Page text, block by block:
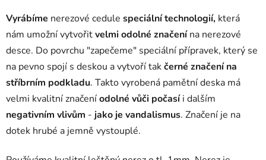
Vyrábíme nerezové cedule speciálnítechnologií, která
nám umožní vytvořitvelmi odolné značenína nerezové
desce. Do povrchu "zapečeme" speciální přípravek, který se
na pevno spojí s deskou a vytvoří takčerné značení na
stříbrním podkladu. Takto vyrobená pamětní deska má
velmi kvalitní značeníodolné vůči počasíi dalším
negativním vlivům - jako je vandalismus. Značení je na
dotek hrubé a jemně vystouplé.